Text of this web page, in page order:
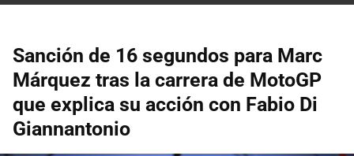
Sanción de 16 segundos para Marc
Márquez tras la carrera de MotoGP
que explica su acción con Fabio Di
Giannantonio